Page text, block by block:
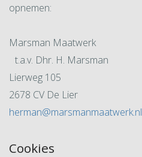
opnemen:
Marsman Maatwerk
t.a.v. Dhr. H. Marsman
Lierweg 105
2678 CV De Lier
herman@marsmanmaatwerk.nl
Cookies